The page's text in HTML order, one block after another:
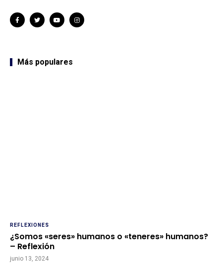
Más populares
REFLEXIONES
¿Somos «seres» humanos o «teneres» humanos?
– Reflexión
junio 13, 2024